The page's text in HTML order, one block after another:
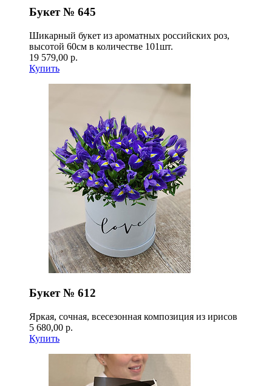
Букет № 645
Шикарный букет из ароматных российских роз,
высотой 60см в количестве 101шт.
19 579,00 р.
Купить
Букет № 612
Яркая, сочная, всесезонная композиция из ирисов
5 680,00 р.
Купить